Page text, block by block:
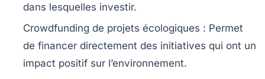
dans lesquelles investir.
Crowdfunding de projets écologiques : Permet
de financer directement des initiatives qui ont un
impact positif sur l’environnement.